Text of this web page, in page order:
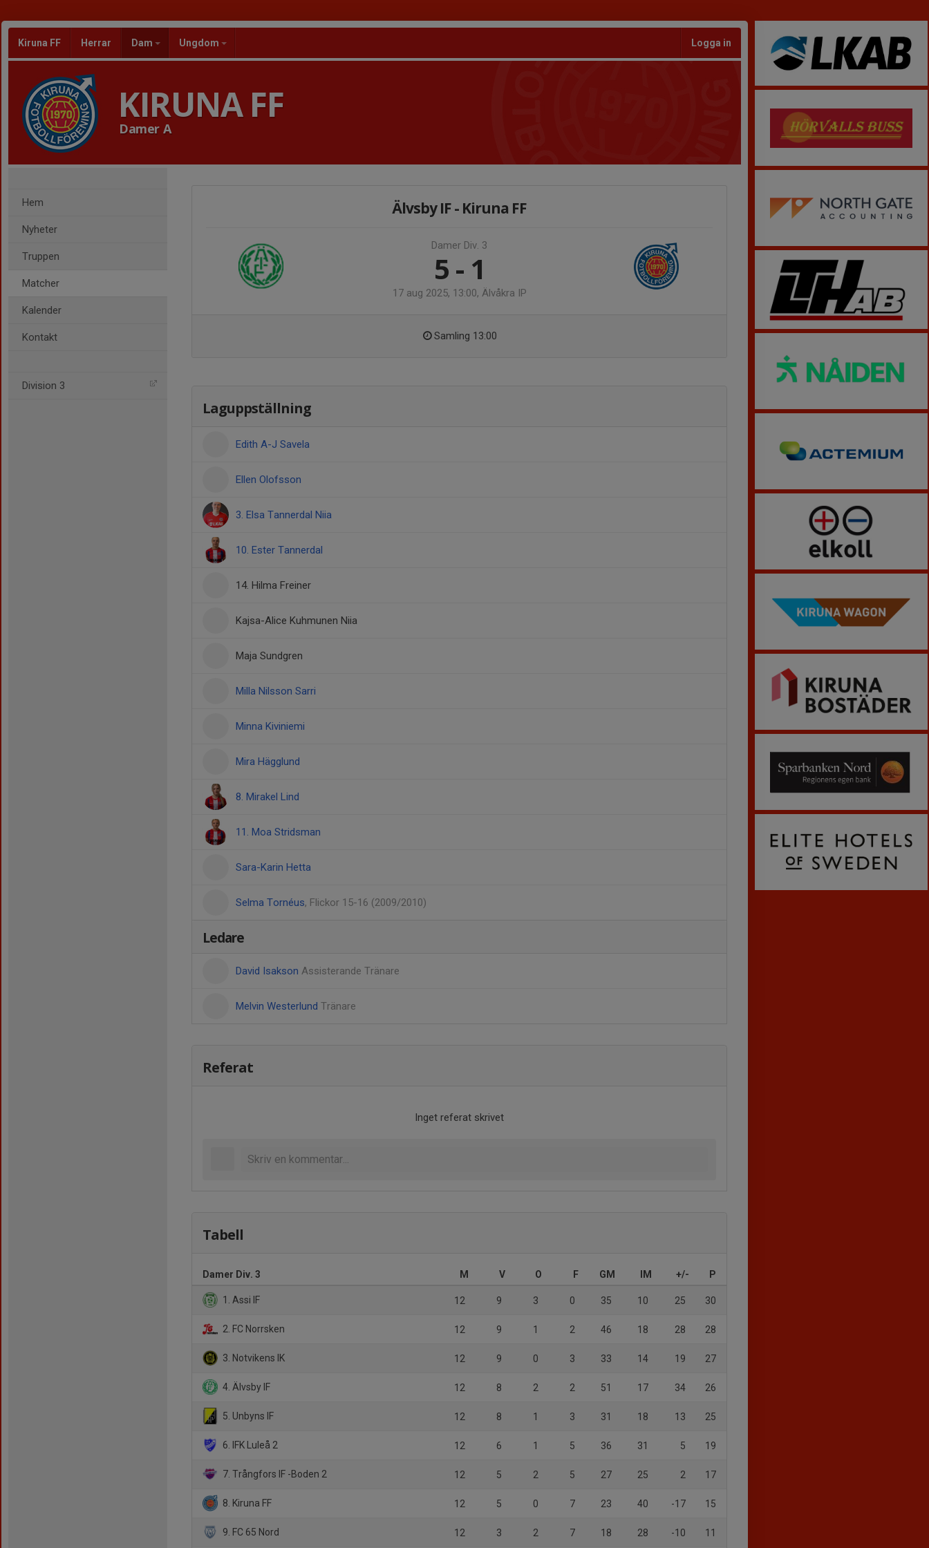
Kiruna FF Herrar Dam Ungdom Logga in
KIRUNA FF
Damer A
Hem
Nyheter
Truppen
Matcher
Kalender
Kontakt
Division 3
Älvsby IF - Kiruna FF
Damer Div. 3
5 - 1
17 aug 2025, 13:00, Älvåkra IP
Samling 13:00
Laguppställning
Edith A-J Savela
Ellen Olofsson
3. Elsa Tannerdal Niia
10. Ester Tannerdal
14. Hilma Freiner
Kajsa-Alice Kuhmunen Niia
Maja Sundgren
Milla Nilsson Sarri
Minna Kiviniemi
Mira Hägglund
8. Mirakel Lind
11. Moa Stridsman
Sara-Karin Hetta
Selma Tornéus, Flickor 15-16 (2009/2010)
Ledare
David Isakson Assisterande Tränare
Melvin Westerlund Tränare
Referat
Inget referat skrivet
Tabell
Damer Div. 3 M V O F GM IM +/- P
1. Assi IF 12 9 3 0 35 10 25 30
2. FC Norrsken 12 9 1 2 46 18 28 28
3. Notvikens IK 12 9 0 3 33 14 19 27
4. Älvsby IF 12 8 2 2 51 17 34 26
5. Unbyns IF 12 8 1 3 31 18 13 25
6. IFK Luleå 2 12 6 1 5 36 31 5 19
7. Trångfors IF -Boden 2 12 5 2 5 27 25 2 17
8. Kiruna FF 12 5 0 7 23 40 -17 15
9. FC 65 Nord 12 3 2 7 18 28 -10 11